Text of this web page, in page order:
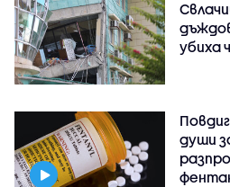
убиха
души